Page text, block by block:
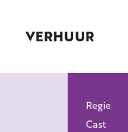
VERHUUR
Regie
Cast